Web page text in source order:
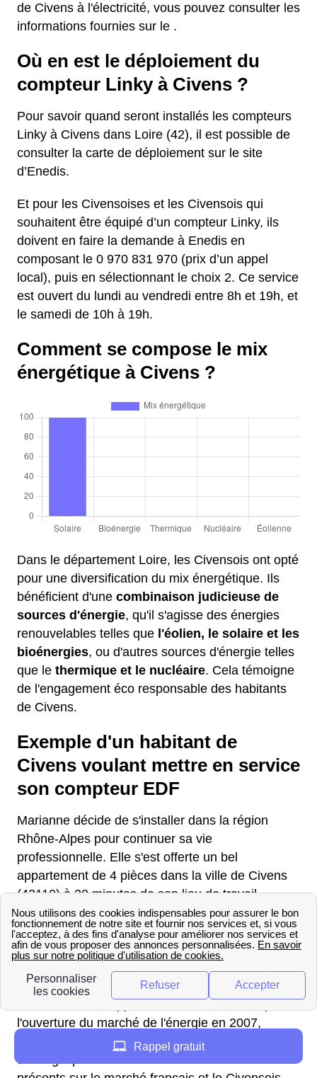
de Civens à l'électricité, vous pouvez consulter les
informations fournies sur le .
Où en est le déploiement du
compteur Linky à Civens ?
Pour savoir quand seront installés les compteurs
Linky à Civens dans Loire (42), il est possible de
consulter la carte de déploiement sur le site
d’Enedis.
Et pour les Civensoises et les Civensois qui
souhaitent être équipé d’un compteur Linky, ils
doivent en faire la demande à Enedis en
composant le 0 970 831 970 (prix d’un appel
local), puis en sélectionnant le choix 2. Ce service
est ouvert du lundi au vendredi entre 8h et 19h, et
le samedi de 10h à 19h.
Comment se compose le mix
énergétique à Civens ?
Dans le département Loire, les Civensois ont opté
pour une diversification du mix énergétique. Ils
bénéficient d'une combinaison judicieuse de
sources d'énergie, qu'il s'agisse des énergies
renouvelables telles que l'éolien, le solaire et les
bioénergies, ou d'autres sources d'énergie telles
que le thermique et le nucléaire. Cela témoigne
de l'engagement éco responsable des habitants
de Civens.
Exemple d'un habitant de
Civens voulant mettre en service
son compteur EDF
Marianne décide de s'installer dans la région
Rhône-Alpes pour continuer sa vie
professionnelle. Elle s'est offerte un bel
appartement de 4 pièces dans la ville de Civens
(42110) à 20 minutes de son lieu de travail.
Marianne sait que si elle veut avoir l'électricité à
temps chez elle, elle doit d'abord prendre le
temps de faire uncomparatif des différentes
proposées par les fournisseurs d'énergie,
et ensuite choisir l'offre la plus adaptée à la
l'ouverture du marché de l'énergie en 2007,
Marianne peut choisir librement son fournisseur
d'énergie parmi les différents fournisseurs
Rappel gratuit